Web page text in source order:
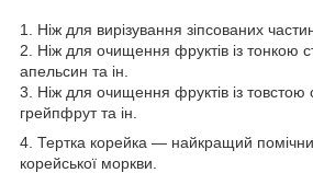
1. Ніж для вирізування зіпсованих
2. Ніж для очищення фруктів із тонкою
апельсин та ін.
3. Ніж для очищення фруктів із товстою
грейпфрут та ін.
4. Тертка корейка — найкращий
корейської моркви.